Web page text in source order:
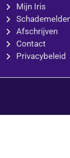
Mijn Iris
Afschrijven
Contact
Privacybeleid